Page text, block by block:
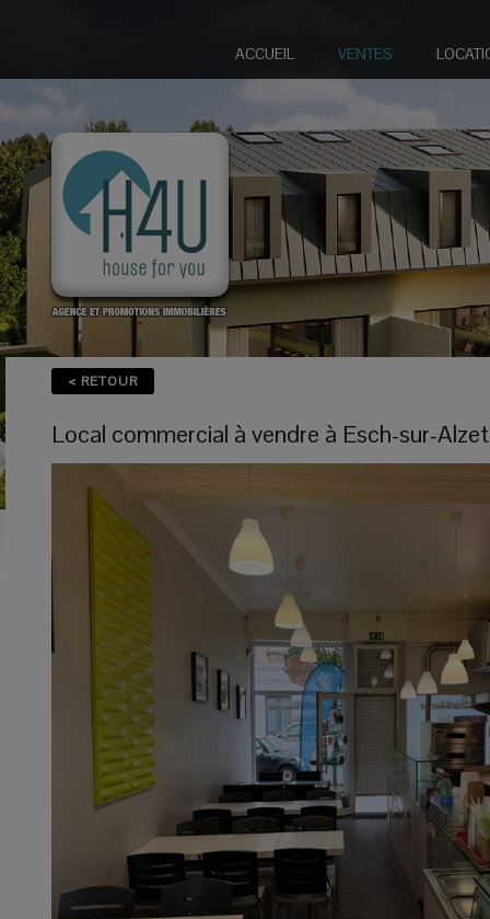
ACCUEIL VENTES
< RETOUR
Local commercial à vendre à Esch-sur-